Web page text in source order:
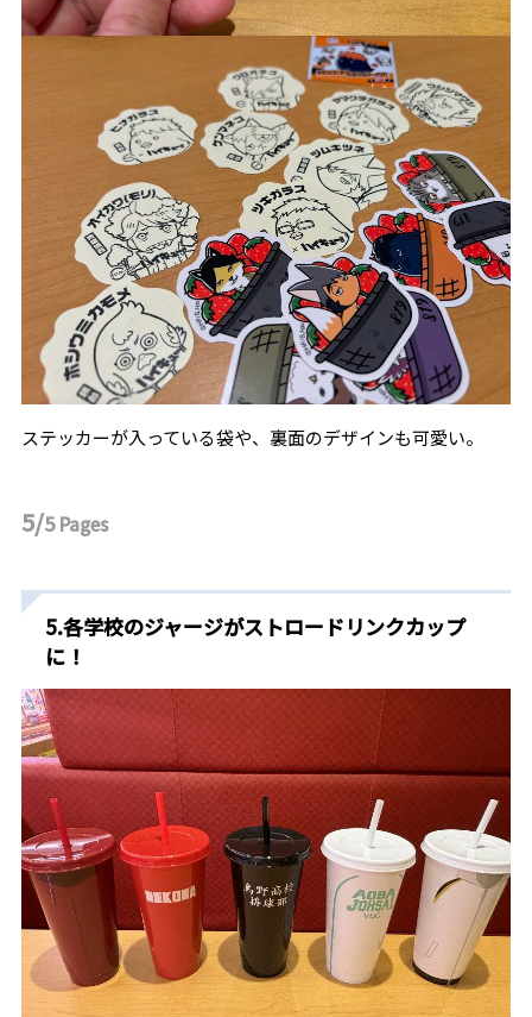
ステッカーが入っている袋や、裏面のデザインも可愛い。
5/5Pages
5.各学校のジャージがストロードリンクカップ
に！